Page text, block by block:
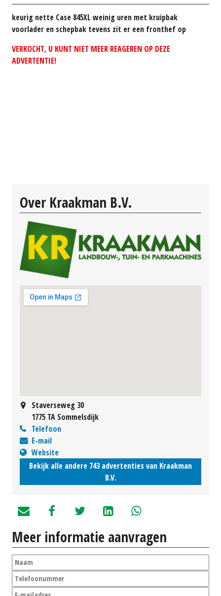
keurig nette Case 845XL weinig uren met kruipbak
voorlader en schepbak tevens zit er een fronthef op
VERKOCHT, U KUNT NIET MEER REAGEREN OP DEZE
ADVERTENTIE!
Over Kraakman B.V.
Staverseweg 30
1775 TA Sommelsdijk
Telefoon
E-mail
Website
Bekijk alle andere 743 advertenties van Kraakman
B.V.
Meer informatie aanvragen